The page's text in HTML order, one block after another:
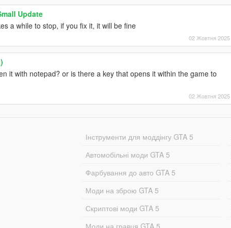
Update
a while to stop, if you fix it, it will be fine
02 Жовтня 2025
it with notepad? or is there a key that opens it within the game to
02 Жовтня 2025
Інструменти для моддінгу GTA 5
Автомобільні моди GTA 5
Фарбування до авто GTA 5
Моди на зброю GTA 5
Скриптові моди GTA 5
Моди на гравця GTA 5.